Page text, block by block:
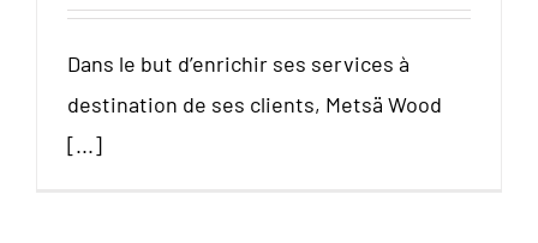
Dans le but d’enrichir ses services à
destination de ses clients, Metsä Wood
[...]